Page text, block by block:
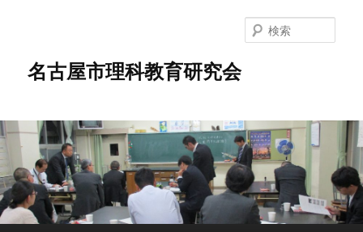
ツ
へ
移
動
へ
移
動
名古屋市理科教育研究会
索